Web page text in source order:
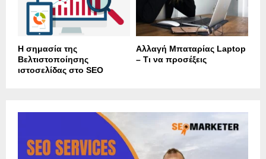
Η σημασία της
Βελτιστοποίησης
ιστοσελίδας στο SEO
Αλλαγή Μπαταρίας Laptop
– Τι να προσέξεις